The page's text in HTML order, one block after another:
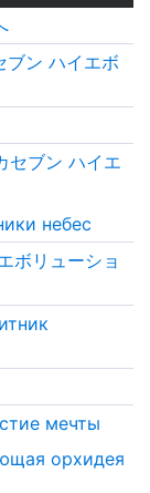
ブン ハイエボ
セブン ハイエ
небес
ボリューショ
мечты
орхидея